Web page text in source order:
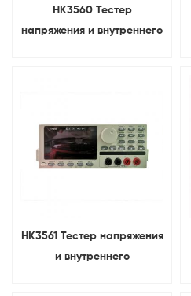
HK3560 Тестер
напряжения и внутреннего
HK3561 Тестер напряжения
и внутреннего